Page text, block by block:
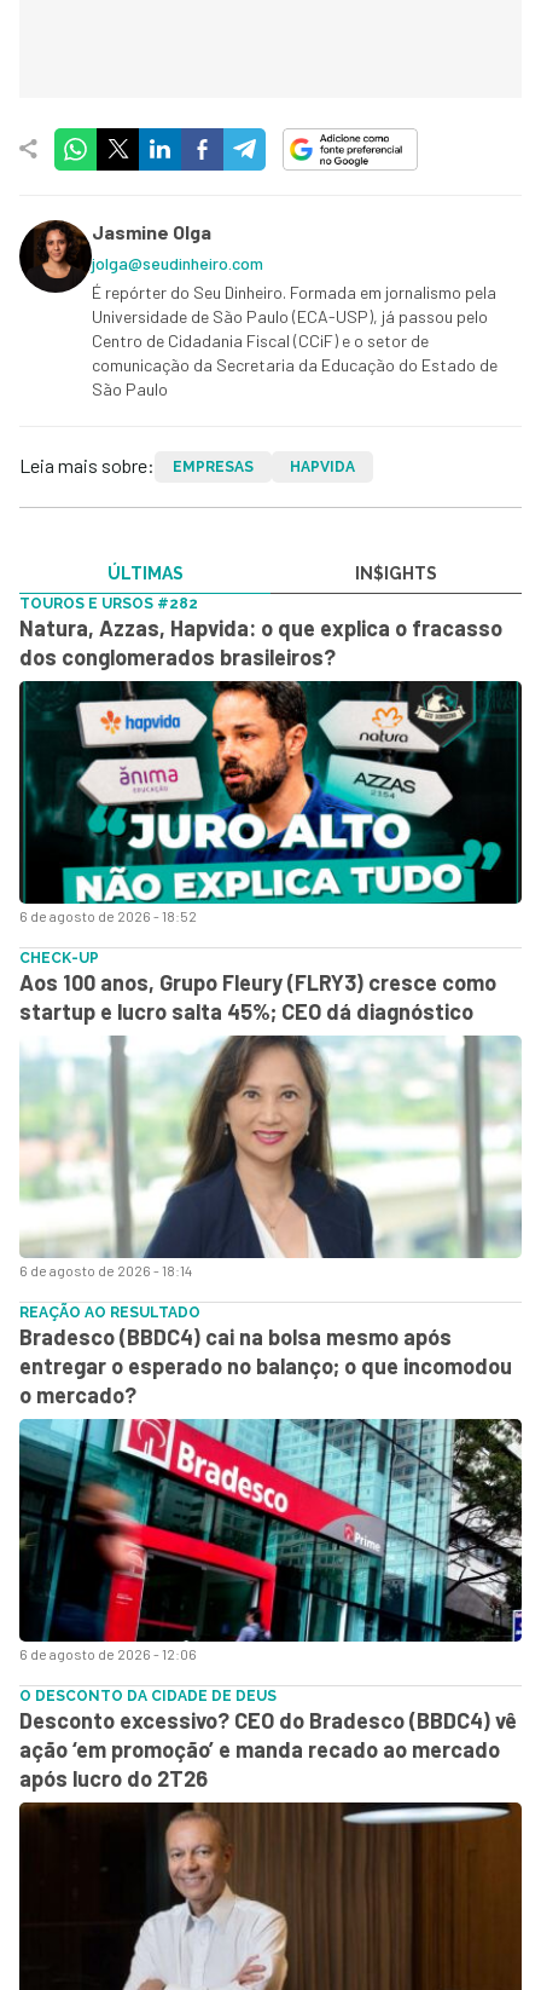
Jasmine Olga
jolga@seudinheiro.com
É repórter do Seu Dinheiro. Formada em jornalismo pela
Universidade de São Paulo (ECA-USP), já passou pelo
Centro de Cidadania Fiscal (CCiF) e o setor de
comunicação da Secretaria da Educação do Estado de
São Paulo
Leia mais sobre: EMPRESAS HAPVIDA
ÚLTIMAS IN$IGHTS
6 de agosto de 2026 - 18:52
TOUROS E URSOS #282
Natura, Azzas, Hapvida: o que explica o fracasso
dos conglomerados brasileiros?
6 de agosto de 2026 - 18:14
CHECK-UP
Aos 100 anos, Grupo Fleury (FLRY3) cresce como
startup e lucro salta 45%; CEO dá diagnóstico
6 de agosto de 2026 - 12:06
REAÇÃO AO RESULTADO
Bradesco (BBDC4) cai na bolsa mesmo após
entregar o esperado no balanço; o que incomodou
o mercado?
O DESCONTO DA CIDADE DE DEUS
Desconto excessivo? CEO do Bradesco (BBDC4) vê
ação ‘em promoção’ e manda recado ao mercado
após lucro do 2T26